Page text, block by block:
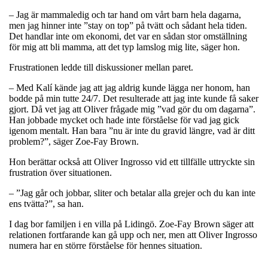
– Jag är mammaledig och tar hand om vårt barn hela dagarna,
men jag hinner inte ”stay on top” på tvätt och sådant hela tiden.
Det handlar inte om ekonomi, det var en sådan stor omställning
för mig att bli mamma, att det typ lamslog mig lite, säger hon.
Frustrationen ledde till diskussioner mellan paret.
– Med Kalí kände jag att jag aldrig kunde lägga ner honom, han
bodde på min tutte 24/7. Det resulterade att jag inte kunde få saker
gjort. Då vet jag att Oliver frågade mig ”vad gör du om dagarna”.
Han jobbade mycket och hade inte förståelse för vad jag gick
igenom mentalt. Han bara ”nu är inte du gravid längre, vad är ditt
problem?”, säger Zoe-Fay Brown.
Hon berättar också att Oliver Ingrosso vid ett tillfälle uttryckte sin
frustration över situationen.
– ”Jag går och jobbar, sliter och betalar alla grejer och du kan inte
ens tvätta?”, sa han.
I dag bor familjen i en villa på Lidingö. Zoe-Fay Brown säger att
relationen fortfarande kan gå upp och ner, men att Oliver Ingrosso
numera har en större förståelse för hennes situation.